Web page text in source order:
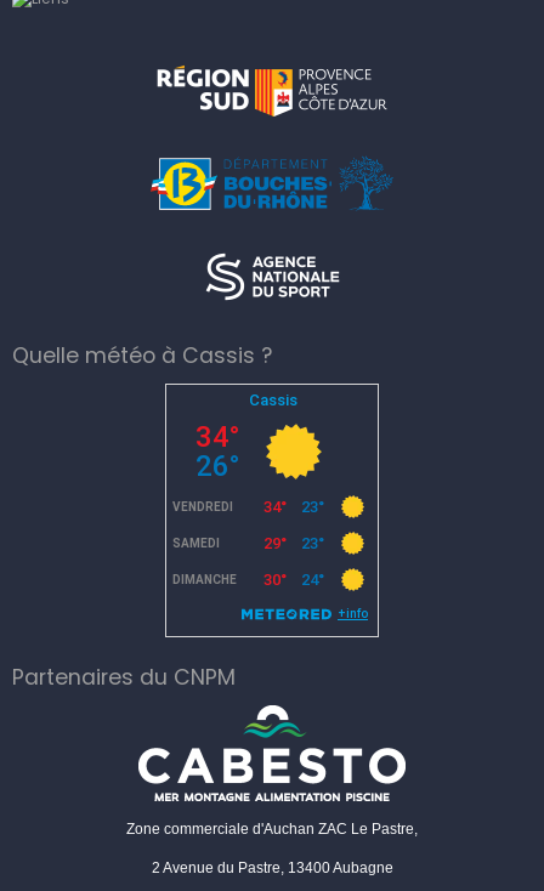
Quelle météo à Cassis ?
Partenaires du CNPM
Zone commerciale d'Auchan ZAC Le Pastre,
2 Avenue du Pastre, 13400 Aubagne